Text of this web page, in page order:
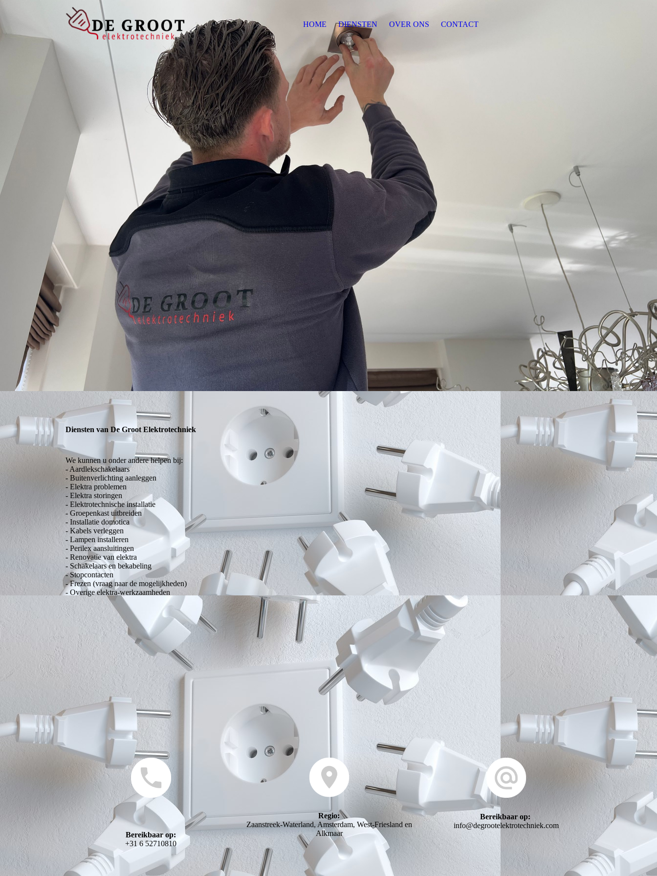
HOME DIENSTEN OVER ONS CONTACT
Diensten van De Groot Elektrotechniek
We kunnen u onder andere helpen bij:
- Aardlekschakelaars
- Buitenverlichting aanleggen
- Elektra problemen
- Elektra storingen
- Elektrotechnische installatie
- Groepenkast uitbreiden
- Installatie domotica
- Kabels verleggen
- Lampen installeren
- Perilex aansluitingen
- Renovatie van elektra
- Schakelaars en bekabeling
- Stopcontacten
- Frezen (vraag naar de mogelijkheden)
- Overige elektra-werkzaamheden
Bereikbaar op:
+31 6 52710810
Regio:
Zaanstreek-Waterland, Amsterdam, West-Friesland en
Alkmaar
Bereikbaar op:
info@degrootelektrotechniek.com